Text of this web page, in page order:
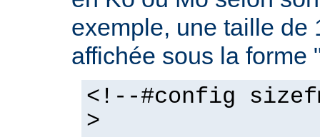
exemple, une taille de
affichée sous la forme
<!--#config
>